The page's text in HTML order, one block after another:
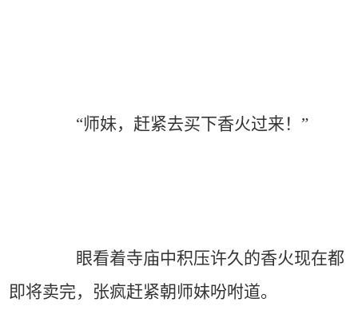
“师妹，赶紧去买下香火过来！”
眼看着寺庙中积压许久的香火现在都
即将卖完，张疯赶紧朝师妹吩咐道。